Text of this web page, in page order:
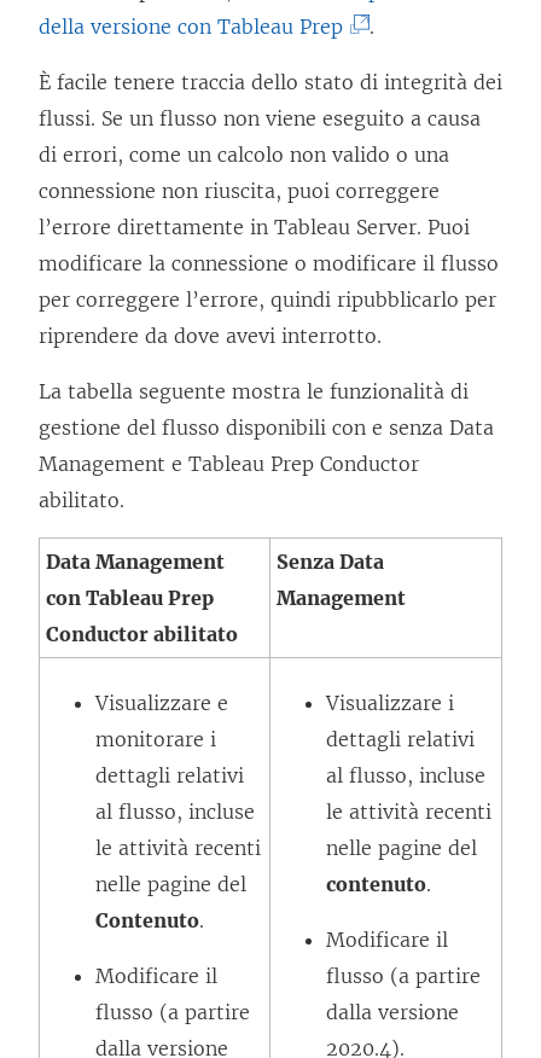
l
o
l
l
e
g
a
m
e
n
t
o
i
e
n
e
p
e
r
t
o
i
n
u
n
a
della versione con Tableau Prep(
l
c
o
l
l
e
g
a
m
e
n
o
v
i
e
a
p
e
r
t
o
i
n
u
.
È facile tenere traccia dello stato di integrità dei
flussi. Se un flusso non viene eseguito a causa
di errori, come un calcolo non valido o una
connessione non riuscita, puoi correggere
l’errore direttamente in Tableau Server. Puoi
modificare la connessione o modificare il flusso
per correggere l’errore, quindi ripubblicarlo per
riprendere da dove avevi interrotto.
La tabella seguente mostra le funzionalità di
gestione del flusso disponibili con e senza Data
Management e Tableau Prep Conductor
abilitato.
Data Management
con Tableau Prep
Conductor abilitato
Senza Data
Management
Visualizzare e
monitorare i
dettagli relativi
al flusso, incluse
le attività recenti
nelle pagine del
Contenuto.
Modificare il
flusso (a partire
dalla versione
Visualizzare i
dettagli relativi
al flusso, incluse
le attività recenti
nelle pagine del
contenuto.
Modificare il
flusso (a partire
dalla versione
2020.4).